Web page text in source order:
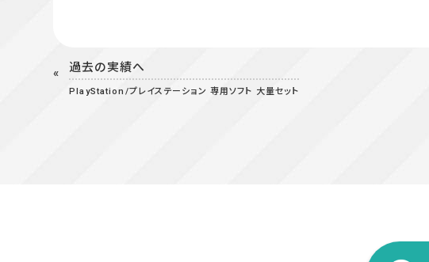
過去の実績へ
PlayStation/プレイステーション 専用ソフト 大量セット